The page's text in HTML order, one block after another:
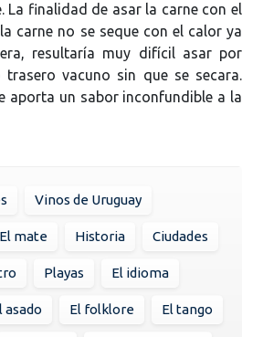
La finalidad de asar la carne con el
carne no se seque con el calor ya
resultaría muy difícil asar por
vacuno sin que se secara.
aporta un sabor inconfundible a la
Vinos de Uruguay
El mate Historia Ciudades
Playas El idioma
asado El folklore El tango